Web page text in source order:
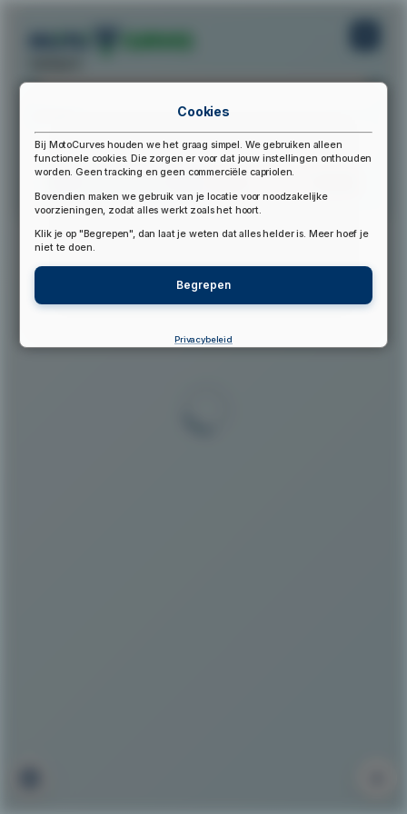
▲
Cookies
Bij MotoCurves houden we het graag simpel. We gebruiken alleen
functionele cookies. Die zorgen er voor dat jouw instellingen onthouden
worden. Geen tracking en geen commerciële capriolen.
Bovendien maken we gebruik van je locatie voor noodzakelijke
voorzieningen, zodat alles werkt zoals het hoort.
Klik je op "Begrepen", dan laat je weten dat alles helder is. Meer hoef je
niet te doen.
Begrepen
Privacybeleid